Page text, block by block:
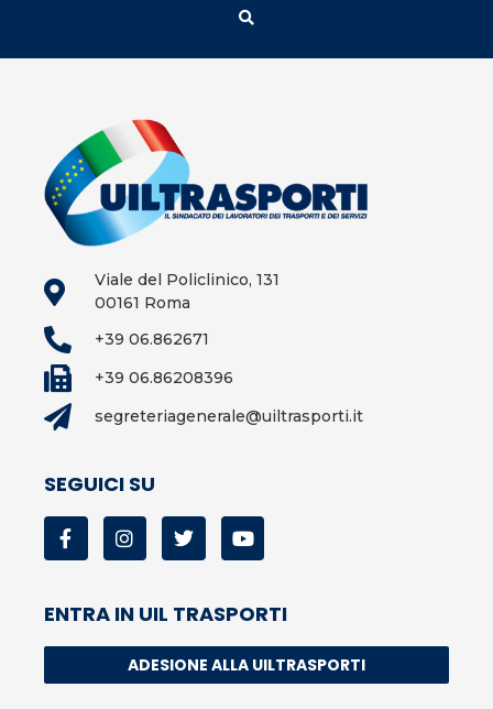
Viale del Policlinico, 131
00161 Roma
+39 06.862671
+39 06.86208396
segreteriagenerale@uiltrasporti.it
SEGUICI SU
ENTRA IN UIL TRASPORTI
ADESIONE ALLA UILTRASPORTI